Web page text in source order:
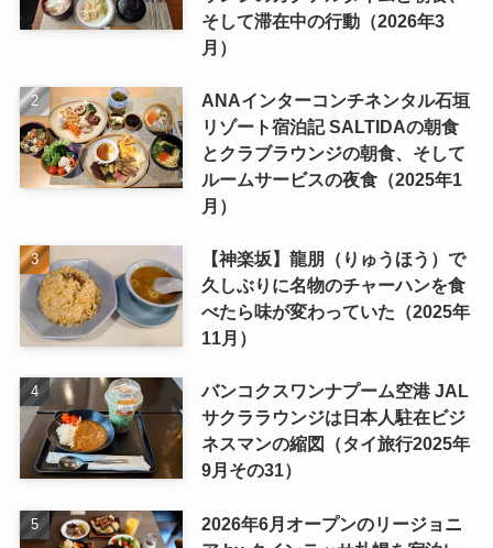
そして滞在中の行動（2026年3
月）
ANAインターコンチネンタル石垣
リゾート宿泊記 SALTIDAの朝食
とクラブラウンジの朝食、そして
ルームサービスの夜食（2025年1
月）
【神楽坂】龍朋（りゅうほう）で
久しぶりに名物のチャーハンを食
べたら味が変わっていた（2025年
11月）
バンコクスワンナプーム空港 JAL
サクララウンジは日本人駐在ビジ
ネスマンの縮図（タイ旅行2025年
9月その31）
2026年6月オープンのリージョニ